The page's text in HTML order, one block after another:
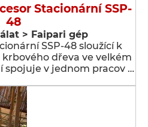
Stacionární SSP-
48
> Faipari gép
SSP-48 sloužící k
dřeva ve velkém
spojuje v jednom pracov …